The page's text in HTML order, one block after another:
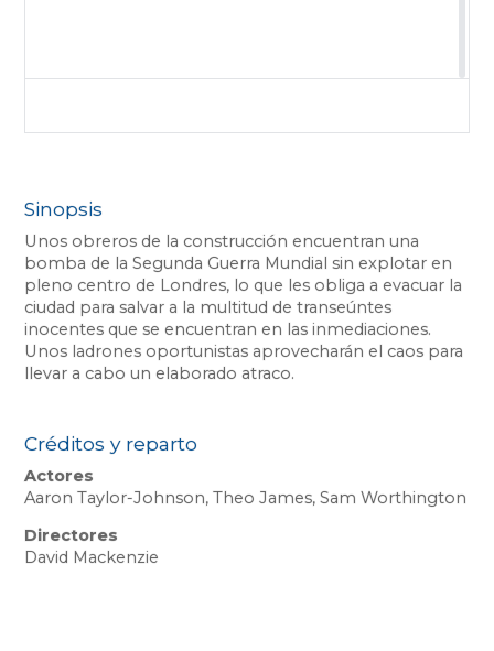
Sinopsis
Unos obreros de la construcción encuentran una
bomba de la Segunda Guerra Mundial sin explotar en
pleno centro de Londres, lo que les obliga a evacuar la
ciudad para salvar a la multitud de transeúntes
inocentes que se encuentran en las inmediaciones.
Unos ladrones oportunistas aprovecharán el caos para
llevar a cabo un elaborado atraco.
Créditos y reparto
Actores
Aaron Taylor-Johnson, Theo James, Sam Worthington
Directores
David Mackenzie